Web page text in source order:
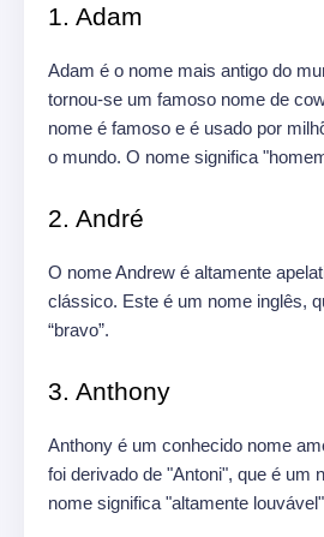
1. Adam
Adam é o nome mais antigo do
tornou-se um famoso nome de
nome é famoso e é usado por
o mundo. O nome significa
2. André
O nome Andrew é altamente
clássico. Este é um nome inglês,
“bravo”.
3. Anthony
Anthony é um conhecido nome
foi derivado de "Antoni", que é um
nome significa "altamente